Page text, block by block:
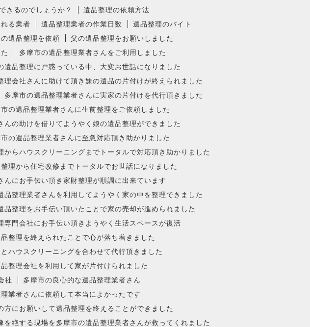
きるのでしょうか？
遺品整理の依頼方法
る業者 遺品整理業者の作業日数
遺品整理のバイト
遺品整理を依頼
父の遺品整理をお願いしました
多摩市の遺品整理業者さんをご利用しました
遺品整理に戸惑っている中、大変お世話になりました
理会社さんに助けて頂き妹の遺品の片付けが終えられました
多摩市の遺品整理業者さんに実家の片付けを代行頂きました
の遺品整理業者さんに生前整理をご依頼しました
んの助けを借りてようやく娘の遺品整理ができました
の遺品整理業者さんに至急対応頂き助かりました
からハウスクリーニングまでトータルで対応頂き助かりました
理から住宅改修までトータルでお世話になりました
んにお手伝い頂き家財整理が順調に出来ています
品整理業者さんを利用してようやく家の中を整理できました
品整理をお手伝い頂いたことで家の売却が進められました
専門会社にお手伝い頂きようやく生活スペースが復活
整理を終えられたことで心が落ち着きました
ハウスクリーニングを合わせて代行頂きました
整理会社を利用して家が片付けられました
社
多摩市の良心的な遺品整理業者さん
業者さんに依頼して本当によかったです
方にお願いして遺品整理を終えることができました
を絶する現場を多摩市の遺品整理業者さんが救ってくれました